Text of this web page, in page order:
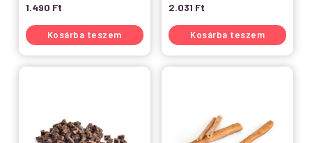
1.490 Ft
Kosárba teszem
2.031 Ft
Kosárba teszem